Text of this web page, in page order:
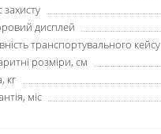
захисту
дисплей
транспортувального кейсу
розміри, см
кг
міс